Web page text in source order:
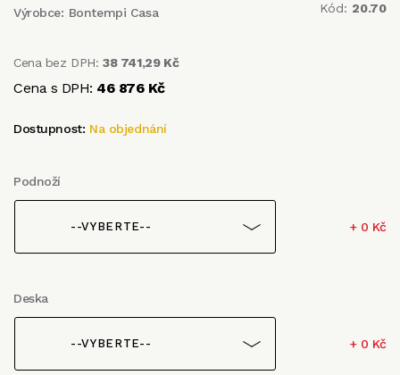
Výrobce: Bontempi Casa Kód: 20.70
Cena bez DPH:38 741,29 Kč
Cena s DPH: 46 876 Kč
Dostupnost: Na objednání
Podnoží
--VYBERTE-- + 0 Kč
Deska
--VYBERTE-- + 0 Kč